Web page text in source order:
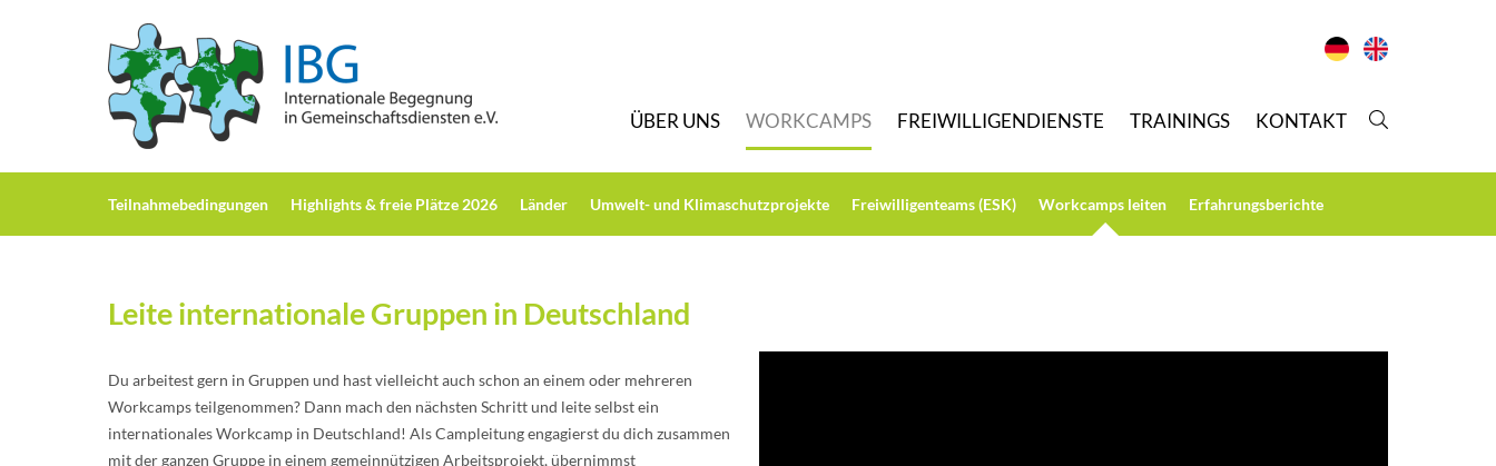
ÜBER UNS WORKCAMPS FREIWILLIGENDIENSTE TRAININGS KONTAKT
Teilnahmebedingungen Highlights & freie Plätze 2026 Länder Umwelt- und Klimaschutzprojekte Freiwilligenteams (ESK) Workcamps leiten Erfahrungsberichte
Leite internationale Gruppen in Deutschland
Du arbeitest gern in Gruppen und hast vielleicht auch schon an einem oder mehreren
Workcamps teilgenommen? Dann mach den nächsten Schritt und leite selbst ein
internationales Workcamp in Deutschland! Als Campleitung engagierst du dich zusammen
mit der ganzen Gruppe in einem gemeinnützigen Arbeitsprojekt, übernimmst